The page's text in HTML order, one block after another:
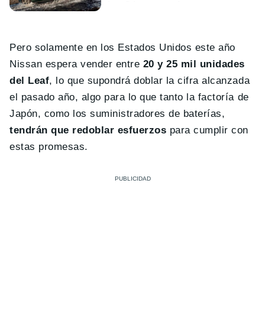
Pero solamente en los Estados Unidos este año
Nissan espera vender entre 20 y 25 mil unidades
del Leaf, lo que supondrá doblar la cifra alcanzada
el pasado año, algo para lo que tanto la factoría de
Japón, como los suministradores de baterías,
tendrán que redoblar esfuerzos para cumplir con
estas promesas.